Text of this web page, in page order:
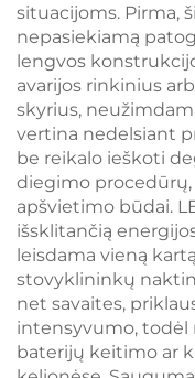
situacijoms. Pirma,
nepasiekiamą
lengvos
avarijos rinkinius
skyrius,
vertina nedelsiant
be reikalo ieškoti
diegimo procedūrų,
apšvietimo būdai.
išsklitančią
leisdama vieną
stovyklininkų
net savaites,
intensyvumo, todėl
baterijų keitimo ar